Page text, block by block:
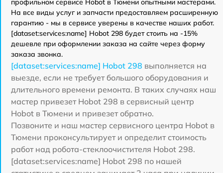
профильном сервисе Hobot в Тюмени опытными мастерами.
На все виды услуг и запчасти предоставляем расширенную
гарантию - мы в сервисе уверены в качестве наших работ.
[dataset:services:name] Hobot 298 будет стоить на -15%
дешевле при оформлении заказа на сайте через форму
заказа звонка.
[dataset:services:name] Hobot 298 выполняется на
выезде, если не требует большого оборудования и
длительного времени ремонта. В таких случаях наш
мастер привезет Hobot 298 в сервисный центр
Hobot в Тюмени и привезет обратно.
Позвоните и наш мастер сервисного центра Hobot в
Тюмени проконсультирует и определит стоимость
работ над робота-стеклоочистителя Hobot 298.
[dataset:services:name] Hobot 298 по нашей